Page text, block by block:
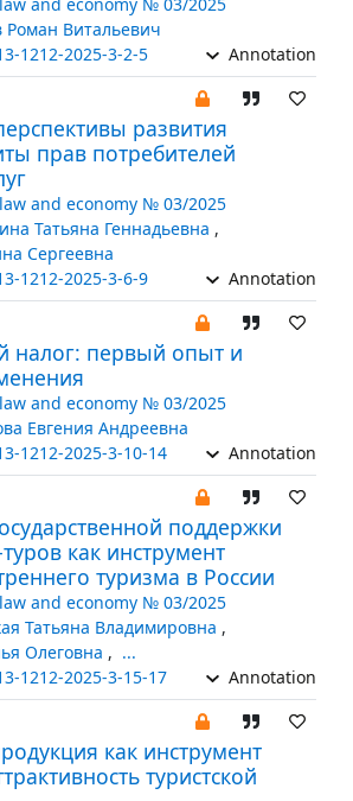
and economy № 03/2025
Роман Витальевич
1212-2025-3-2-5 Annotation
развития
прав потребителей
and economy № 03/2025
Татьяна Геннадьевна ,
Сергеевна
1212-2025-3-6-9 Annotation
налог: первый опыт и
and economy № 03/2025
Евгения Андреевна
1212-2025-3-10-14 Annotation
поддержки
как инструмент
туризма в России
and economy № 03/2025
Татьяна Владимировна ,
Олеговна , ...
1212-2025-3-15-17 Annotation
как инструмент
туристской